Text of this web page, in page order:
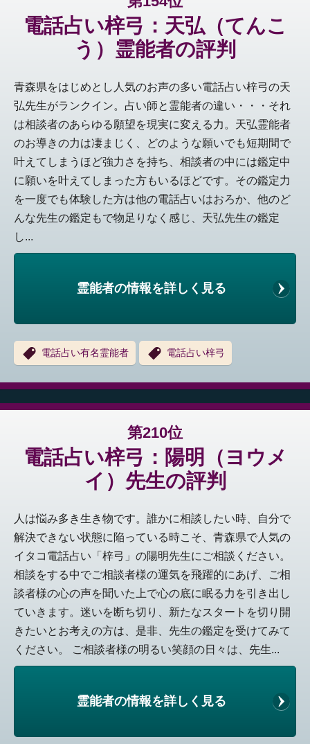
電話占い梓弓：天弘（てんこ
う）霊能者の評判
青森県をはじめとし人気のお声の多い電話占い梓弓の天
弘先生がランクイン。占い師と霊能者の違い・・・それ
は相談者のあらゆる願望を現実に変える力。天弘霊能者
のお導きの力は凄まじく、どのような願いでも短期間で
叶えてしまうほど強力さを持ち、相談者の中には鑑定中
に願いを叶えてしまった方もいるほどです。その鑑定力
を一度でも体験した方は他の電話占いはおろか、他のど
んな先生の鑑定もで物足りなく感じ、天弘先生の鑑定
し...
霊能者の情報を詳しく見る
電話占い有名霊能者 電話占い梓弓
第210位
電話占い梓弓：陽明（ヨウメ
イ）先生の評判
人は悩み多き生き物です。誰かに相談したい時、自分で
解決できない状態に陥っている時こそ、青森県で人気の
イタコ電話占い「梓弓」の陽明先生にご相談ください。
相談をする中でご相談者様の運気を飛躍的にあげ、ご相
談者様の心の声を聞いた上で心の底に眠る力を引き出し
ていきます。迷いを断ち切り、新たなスタートを切り開
きたいとお考えの方は、是非、先生の鑑定を受けてみて
ください。 ご相談者様の明るい笑顔の日々は、先生...
霊能者の情報を詳しく見る